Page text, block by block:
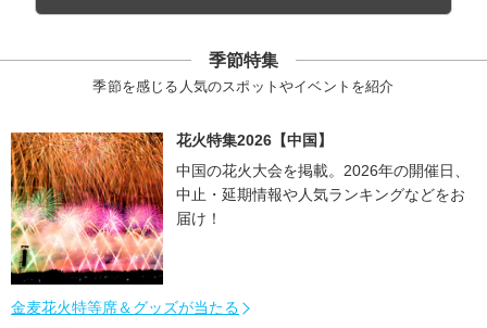
季節特集
季節を感じる人気のスポットやイベントを紹介
花火特集2026【中国】
中国の花火大会を掲載。2026年の開催日、
中止・延期情報や人気ランキングなどをお
届け！
金麦花火特等席＆グッズが当たる